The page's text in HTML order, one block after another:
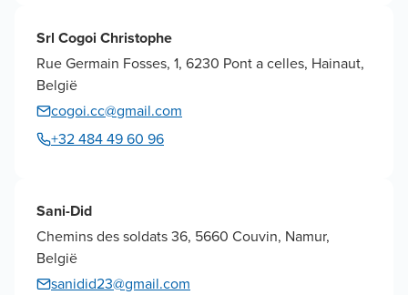
Srl Cogoi Christophe
Rue Germain Fosses, 1, 6230 Pont a celles, Hainaut,
België
cogoi.cc@gmail.com
+32 484 49 60 96
Sani-Did
Chemins des soldats 36, 5660 Couvin, Namur,
België
sanidid23@gmail.com